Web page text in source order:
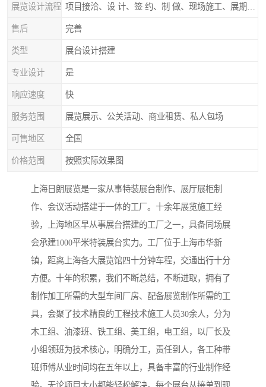
展览设计流程
售后 完善
类型 展台设计搭建
专业设计 是
响应速度 快
服务范围 展览展示、公关活动、商业租赁、私人包场
可售地区 全国
价格范围 按照实际效果图
上海日朗展览是一家从事特装展台制作、展厅展柜制
作、会议活动搭建于一体的工厂。十余年展览施工经
验，上海地区早从事展台搭建的工厂之一，具备同场展
会承建1000平米特装展台实力。工厂位于上海市华新
镇，距离上海各大展览馆四十分钟车程，交通出行十分
方便。十年的积累，我们不断总结，不断进取，拥有了
制作加工所需的大型车间厂房、配备展览制作所需的工
具，会聚了技术精良的工程技术施工人员30余人，分为
木工组、油漆班、铁工组、美工组，电工组，以厂长及
小组领班为技术核心，明确分工，责任到人，各工种带
班师傅从业时间均在五年以上，具备丰富的行业制作经